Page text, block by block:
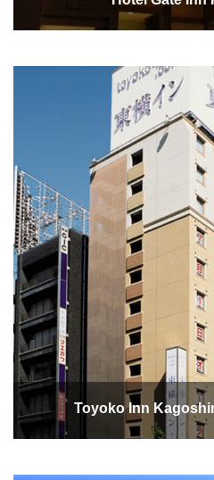
Toyoko Inn